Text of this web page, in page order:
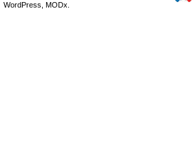
WordPress, MODx.